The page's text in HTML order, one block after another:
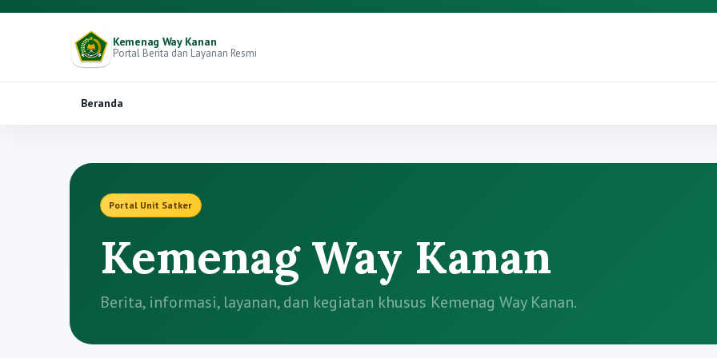
Kemenag Way Kanan
Portal Berita dan Layanan Resmi
Beranda
Portal Unit Satker
Kemenag Way Kanan
Berita, informasi, layanan, dan kegiatan khusus Kemenag Way Kanan.